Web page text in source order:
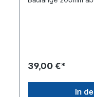
39,00 €*
In